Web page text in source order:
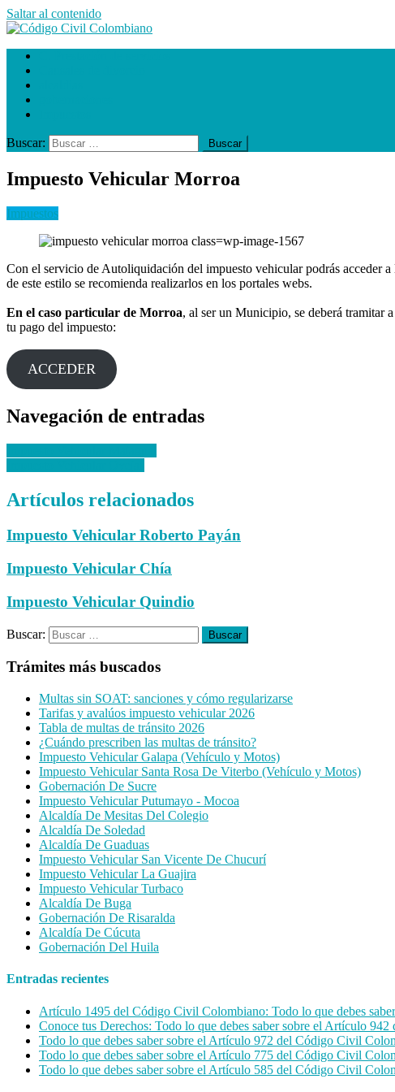
Saltar al contenido
Código Civil Colombiano
Buscar:
Impuesto Vehicular Morroa
Impuestos
Con el servicio de Autoliquidación del impuesto vehicular podrás acceder a
de este estilo se recomienda realizarlos en los portales webs.
En el caso particular de Morroa, al ser un Municipio, se deberá tramitar
tu pago del impuesto:
ACCEDER
Navegación de entradas
Artículos relacionados
Impuesto Vehicular Roberto Payán
Impuesto Vehicular Chía
Impuesto Vehicular Quindio
Buscar:
Trámites más buscados
Multas sin SOAT: sanciones y cómo regularizarse
Tarifas y avalúos impuesto vehicular 2026
Tabla de multas de tránsito 2026
¿Cuándo prescriben las multas de tránsito?
Impuesto Vehicular Galapa (Vehículo y Motos)
Impuesto Vehicular Santa Rosa De Viterbo (Vehículo y Motos)
Gobernación De Sucre
Impuesto Vehicular Putumayo - Mocoa
Alcaldía De Mesitas Del Colegio
Alcaldía De Soledad
Alcaldía De Guaduas
Impuesto Vehicular San Vicente De Chucurí
Impuesto Vehicular La Guajira
Impuesto Vehicular Turbaco
Alcaldía De Buga
Gobernación De Risaralda
Alcaldía De Cúcuta
Gobernación Del Huila
Entradas recientes
Artículo 1495 del Código Civil Colombiano: Todo lo que debes
Conoce tus Derechos: Todo lo que debes saber sobre el Artículo
Todo lo que debes saber sobre el Artículo 972 del Código Civil
Todo lo que debes saber sobre el Artículo 775 del Código Civil
Todo lo que debes saber sobre el Artículo 585 del Código Civil